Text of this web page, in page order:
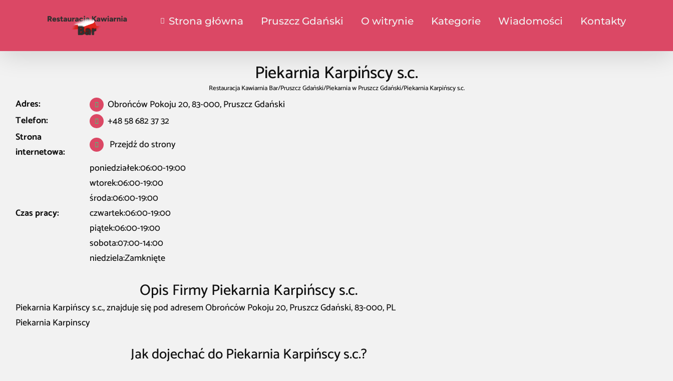
Strona główna Pruszcz Gdański O witrynie Kategorie Wiadomości Kontakty
Piekarnia Karpińscy s.c.
Restauracja Kawiarnia Bar/Pruszcz Gdański/Piekarnia w Pruszcz Gdański/Piekarnia Karpińscy s.c.
Adres:
Obrońców Pokoju 20, 83-000, Pruszcz Gdański
Telefon:
+48 58 682 37 32
Strona
internetowa:
Przejdź do strony
Czas pracy:
poniedziałek:06:00-19:00
wtorek:06:00-19:00
środa:06:00-19:00
czwartek:06:00-19:00
piątek:06:00-19:00
sobota:07:00-14:00
niedziela:Zamknięte
Opis Firmy Piekarnia Karpińscy s.c.
Piekarnia Karpińscy s.c., znajduje się pod adresem Obrońców Pokoju 20, Pruszcz Gdański, 83-000, PL
Piekarnia Karpinscy
Jak dojechać do Piekarnia Karpińscy s.c.?